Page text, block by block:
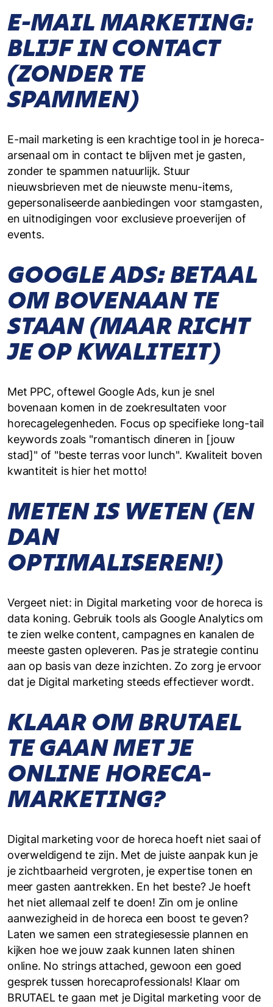
E-MAIL MARKETING:
BLIJF IN CONTACT
(ZONDER TE
SPAMMEN)
E-mail marketing is een krachtige tool in je horeca-
arsenaal om in contact te blijven met je gasten,
zonder te spammen natuurlijk. Stuur
nieuwsbrieven met de nieuwste menu-items,
gepersonaliseerde aanbiedingen voor stamgasten,
en uitnodigingen voor exclusieve proeverijen of
events.
GOOGLE ADS: BETAAL
OM BOVENAAN TE
STAAN (MAAR RICHT
JE OP KWALITEIT)
Met PPC, oftewel Google Ads, kun je snel
bovenaan komen in de zoekresultaten voor
horecagelegenheden. Focus op specifieke long-tail
keywords zoals "romantisch dineren in [jouw
stad]" of "beste terras voor lunch". Kwaliteit boven
kwantiteit is hier het motto!
METEN IS WETEN (EN
DAN
OPTIMALISEREN!)
Vergeet niet: in Digital marketing voor de horeca is
data koning. Gebruik tools als Google Analytics om
te zien welke content, campagnes en kanalen de
meeste gasten opleveren. Pas je strategie continu
aan op basis van deze inzichten. Zo zorg je ervoor
dat je Digital marketing steeds effectiever wordt.
KLAAR OM BRUTAEL
TE GAAN MET JE
ONLINE HORECA-
MARKETING?
Digital marketing voor de horeca hoeft niet saai of
overweldigend te zijn. Met de juiste aanpak kun je
je zichtbaarheid vergroten, je expertise tonen en
meer gasten aantrekken. En het beste? Je hoeft
het niet allemaal zelf te doen! Zin om je online
aanwezigheid in de horeca een boost te geven?
Laten we samen een strategiesessie plannen en
kijken hoe we jouw zaak kunnen laten shinen
online. No strings attached, gewoon een goed
gesprek tussen horecaprofessionals! Klaar om
BRUTAEL te gaan met je Digital marketing voor de